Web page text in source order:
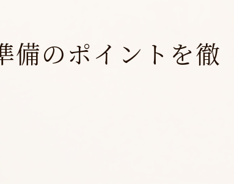
備のポイントを徹